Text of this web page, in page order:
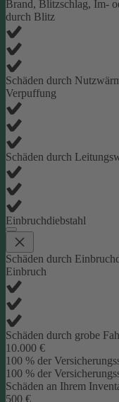
Brand, Blitzschlag, Im-
durch Blitz
Schäden durch
Verpuffung
Schäden durch
Einbruchdiebstahl
Schäden durch
Einbruch
Schäden durch grobe
10.000 €
100 % der
100 % der
Schäden an Ihrem
500 €